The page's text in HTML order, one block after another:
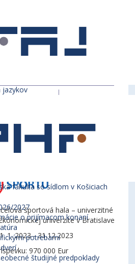
jazykov
fakulta so sídlom v Košiciach
2027
o prijímacom konaní
potrebami
študijné predpoklady
športová hala – univerzitné
univerzite v Bratislave
1. 2023 - 31.12.2023
970 000 Eur